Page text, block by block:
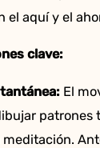
el aquí y el
clave:
El
patrones
meditación.